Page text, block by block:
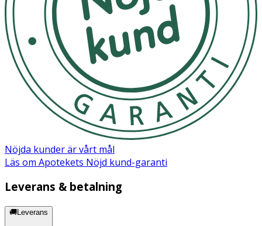
Nöjda kunder är vårt mål
Läs om Apotekets Nöjd kund-garanti
Leverans & betalning
🚚Leverans